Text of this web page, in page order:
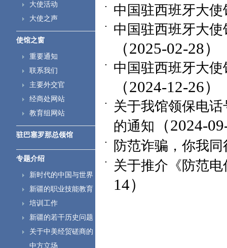
大使活动
大使之声
使馆之窗
重要通知
联系我们
主要外交官
经商处网站
教育组网站
驻巴塞罗那总领馆
专题介绍
新时代的中国与世界
新疆的职业技能教育
培训工作
新疆的若干历史问题
关于中美经贸磋商的
中方立场
中国驻西班牙大
中国驻西班牙大
（2025-02-28）
中国驻西班牙大
（2024-12-26）
关于我馆领保电
的通知
（2024-
防范诈骗，你我同
关于推介《防范
14）